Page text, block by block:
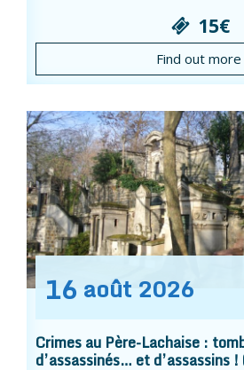
15€
Find out more
16 août 2026
Crimes au Père-Lachaise :
d’assassinés… et d’assassins !